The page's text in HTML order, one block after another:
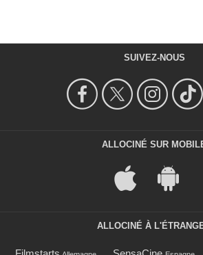
SUIVEZ-NOUS
ALLOCINÉ SUR
ALLOCINÉ À